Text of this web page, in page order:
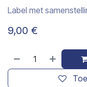
Label met
9,00 €